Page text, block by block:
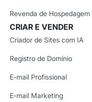
Revenda de Hospedagem
CRIAR E VENDER
Criador de Sites com IA
Registro de Domínio
E-mail Profissional
E-mail Marketing